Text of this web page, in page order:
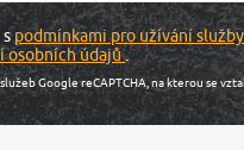
spodmínkami pro užívání
osobních údajů.
Google reCAPTCHA, na kterou se